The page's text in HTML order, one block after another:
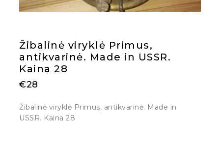
Žibalinė viryklė Primus,
antikvarinė. Made in USSR.
Kaina 28
€28
Žibalinė viryklė Primus, antikvarinė. Made in
USSR. Kaina 28